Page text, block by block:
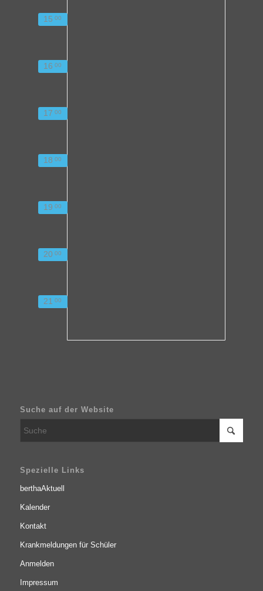
15 00
16 00
17 00
18 00
19 00
20 00
21 00
Suche auf der Website
Spezielle Links
berthaAktuell
Kalender
Kontakt
Krankmeldungen für Schüler
Anmelden
Impressum